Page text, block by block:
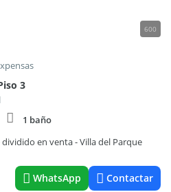
600
3
1 baño
en venta - Villa del Parque
WhatsApp Contactar